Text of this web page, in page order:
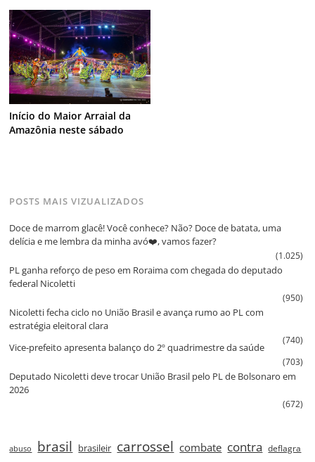
Início do Maior Arraial da
Amazônia neste sábado
POSTS MAIS VIZUALIZADOS
Doce de marrom glacê! Você conhece? Não? Doce de batata, uma
delícia e me lembra da minha avó❤️, vamos fazer?
(1.025)
PL ganha reforço de peso em Roraima com chegada do deputado
federal Nicoletti
(950)
Nicoletti fecha ciclo no União Brasil e avança rumo ao PL com
estratégia eleitoral clara
(740)
Vice‑prefeito apresenta balanço do 2º quadrimestre da saúde
(703)
Deputado Nicoletti deve trocar União Brasil pelo PL de Bolsonaro em
2026
(672)
abuso brasil brasileir carrossel combate contra deflagra